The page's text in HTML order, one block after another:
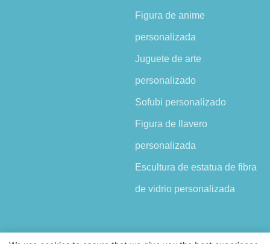
Figura de anime
personalizada
Juguete de arte
personalizado
Sofubi personalizado
Figura de llavero
personalizada
Escultura de estatua de fibra
de vidrio personalizada